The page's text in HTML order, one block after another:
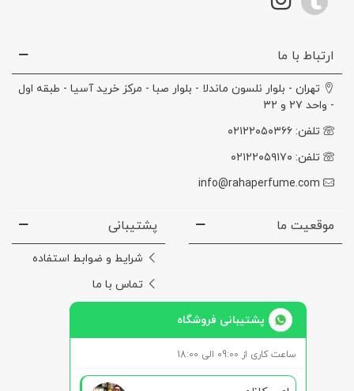
ارتباط با ما
تهران - بلوار نلسون ماندلا - بلوار صبا - مرکز خرید آسیا - طبقه اول
- واحد ۲۷ و ۳۲
تلفن: ۰۲۱۲۲۰۵۰۳۶۶
تلفن: ۰۲۱۲۲۰۵۹۱۷۰
info@rahaperfume.com
موقعیت ما پشتیبانی
شرایط و ضوابط استفاده
تماس با ما
پشتیبانی فروشگاه
ساعت کاری از 09:00 الی 18:00